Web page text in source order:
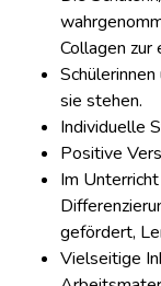
Collagen zur
sie stehen.
Individuelle
Positive
Im
gefördert,
Vielseitige